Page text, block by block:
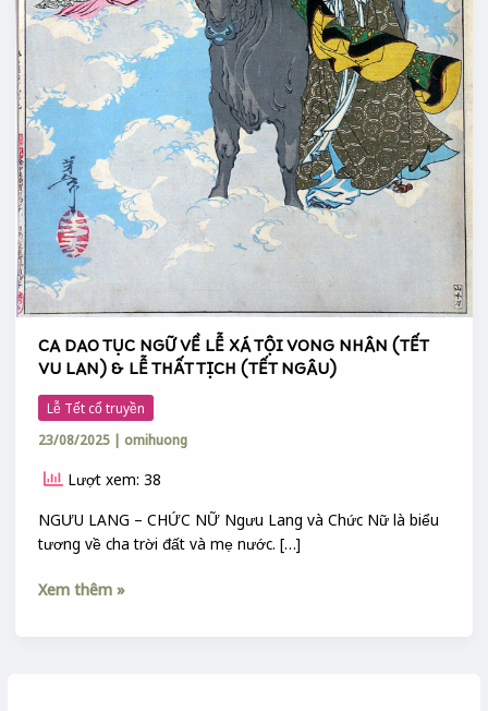
CA DAO TỤC NGỮ VỀ LỄ XÁ TỘI VONG NHÂN (TẾT
VU LAN) & LỄ THẤT TỊCH (TẾT NGÂU)
Lễ Tết cổ truyền
23/08/2025 | omihuong
Lượt xem: 38
NGƯU LANG – CHỨC NỮ Ngưu Lang và Chức Nữ là biểu
tương về cha trời đất và mẹ nước. […]
THẤT
TỊCH
(TẾT
NGÂU)
Xem thêm »